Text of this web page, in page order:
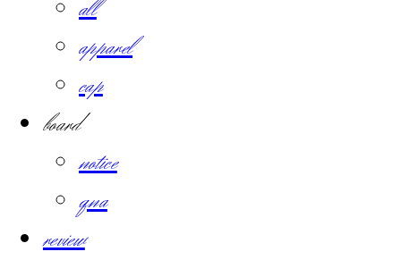
all
apparel
cap
board
notice
qna
review